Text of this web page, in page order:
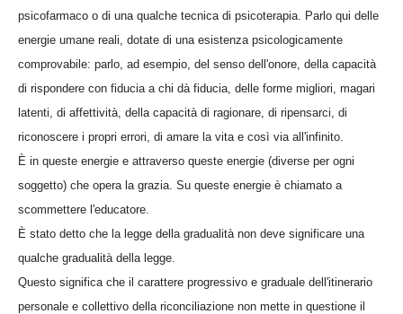
psicofarmaco o di una qualche tecnica di psicoterapia. Parlo qui delle
energie umane reali, dotate di una esistenza psicologicamente
comprovabile: parlo, ad esempio, del senso dell'onore, della capacità
di rispondere con fiducia a chi dà fiducia, delle forme migliori, magari
latenti, di affettività, della capacità di ragionare, di ripensarci, di
riconoscere i propri errori, di amare la vita e così via all'infinito.
È in queste energie e attraverso queste energie (diverse per ogni
soggetto) che opera la grazia. Su queste energie è chiamato a
scommettere l'educatore.
È stato detto che la legge della gradualità non deve significare una
qualche gradualità della legge.
Questo significa che il carattere progressivo e graduale dell'itinerario
personale e collettivo della riconciliazione non mette in questione il